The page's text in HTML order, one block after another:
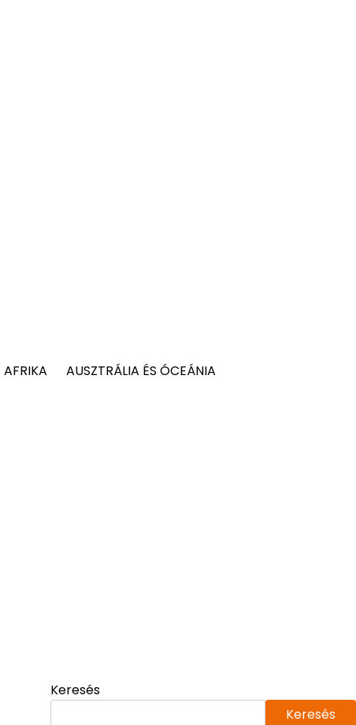
AFRIKA
AUSZTRÁLIA ÉS ÓCEÁNIA
Keresés
Keresés